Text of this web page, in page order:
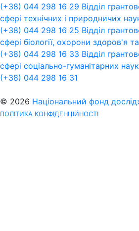
(+38) 044 298 16 29 Відділ
сфері технічних і природничих
(+38) 044 298 16 25 Відділ
сфері біології, охорони здоров'я
(+38) 044 298 16 33 Відділ
сфері соціально-гуманітарних
(+38) 044 298 16 31
© 2026 Національний фонд
ПОЛІТИКА КОНФІДЕНЦІЙНОСТІ